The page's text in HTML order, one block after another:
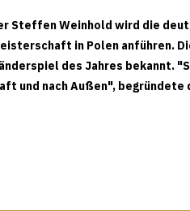
Steffen Weinhold wird die
in Polen anführen.
des Jahres bekannt.
und nach Außen",